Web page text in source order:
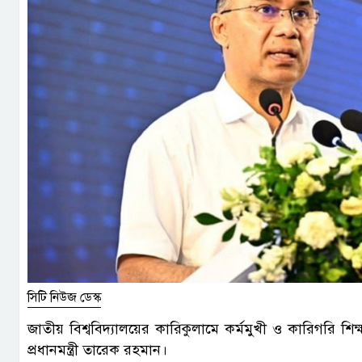
সিটি নিউজ ডেস্ক
জাতীয় বিশ্ববিদ্যালয়ের কারিকুলামে কর্মমুখী ও কারিগরি
প্রধানমন্ত্রী তারেক রহমান।